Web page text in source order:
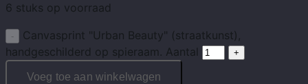
6 stuks op voorraad
Canvasprint "Urban Beauty" (straatkunst),
handgeschilderd op spieraam. Aantal
Voeg toe aan winkelwagen